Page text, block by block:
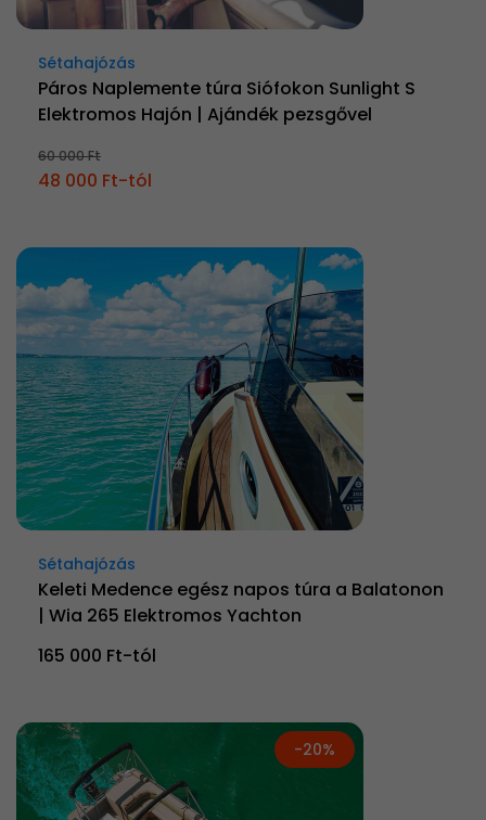
Sétahajózás
Páros Naplemente túra Siófokon Sunlight S
Elektromos Hajón | Ajándék pezsgővel
60 000 Ft
48 000 Ft-tól
Sétahajózás
Keleti Medence egész napos túra a Balatonon
| Wia 265 Elektromos Yachton
165 000 Ft-tól
-20%